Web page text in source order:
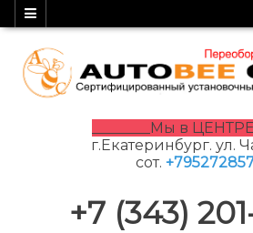
________Мы в ЦЕНТРЕ
г.Екатеринбург. ул.
сот.
+7 (343)